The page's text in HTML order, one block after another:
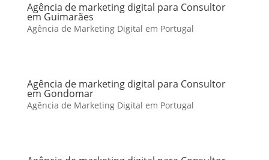
Agência de marketing digital para Consultor
em Guimarães
Agência de Marketing Digital em Portugal
Agência de marketing digital para Consultor
em Gondomar
Agência de Marketing Digital em Portugal